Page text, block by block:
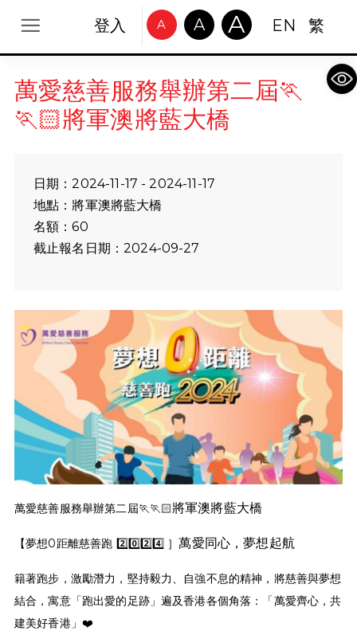
登入 A A A EN 繁
萬愛慈善服務舉辦️第二屆🏃
🏃🏻將軍澳將藍大橋
日期：2024-11-17 - 2024-11-17
地點：將軍澳將藍大橋
名額：60
截止報名日期：2024-09-27
萬愛慈善服務舉辦️第二屆🏃🏃🏻將軍澳將藍大橋
【夢想0距離慈善跑 2️⃣0️⃣2️⃣4️⃣ ］萬愛同心，夢想起航
籍著跑步，激勵潛力，堅持毅力、自強不息的精神，將慈善與夢想
結合，寓意「跑出愛的足跡」遍及香港各個角落：「萬愛齊心，共
建美好香港」❤️